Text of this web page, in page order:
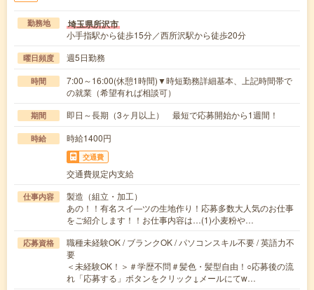
勤務地 埼玉県所沢市
小手指駅から徒歩15分／西所沢駅から徒歩20分
曜日頻度 週5日勤務
時間
7:00～16:00(休憩1時間)▼時短勤務詳細基本、上記時間帯で
の就業（希望有れば相談可）
期間 即日～長期（3ヶ月以上） 最短で応募開始から1週間！
時給 時給1400円
交通費
交通費規定内支給
仕事内容
製造（組立・加工）
あの！！有名スイ―ツの生地作り！応募多数大人気のお仕事
をご紹介します！！お仕事内容は…(1)小麦粉や…
応募資格
職種未経験OK / ブランクOK / パソコンスキル不要 / 英語力不
要
＜未経験OK！＞＃学歴不問＃髪色・髪型自由！○応募後の流
れ「応募する」ボタンをクリック↓メールにてw…